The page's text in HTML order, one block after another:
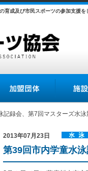
成及び市民スポーツの参加支援を
団体 施設の紹介
記録会、第7回マスターズ水
2013年07月23日
水泳協会
第39回市内学童水